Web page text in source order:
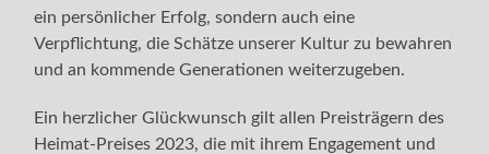
ein persönlicher Erfolg, sondern auch eine
Verpflichtung, die Schätze unserer Kultur zu bewahren
und an kommende Generationen weiterzugeben.
Ein herzlicher Glückwunsch gilt allen Preisträgern des
Heimat-Preises 2023, die mit ihrem Engagement und